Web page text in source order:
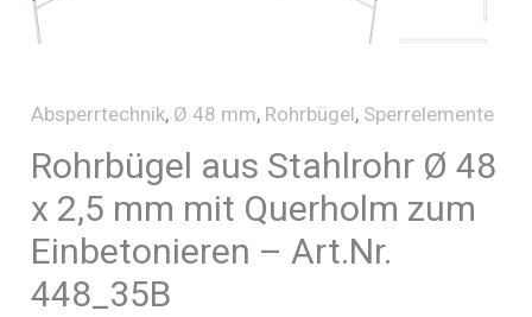
Absperrtechnik, Ø 48 mm, Rohrbügel, Sperrelemente
Rohrbügel aus Stahlrohr Ø 48
x 2,5 mm mit Querholm zum
Einbetonieren – Art.Nr.
448_35B